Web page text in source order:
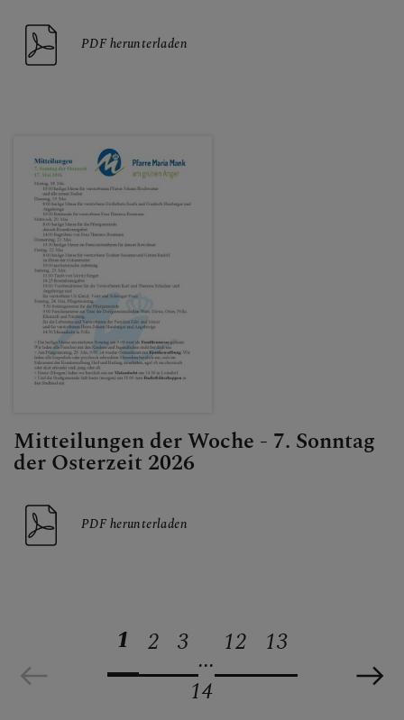
PDF herunterladen
Mitteilungen der Woche - 7. Sonntag
der Osterzeit 2026
PDF herunterladen
1 2 3
...
12
13
14